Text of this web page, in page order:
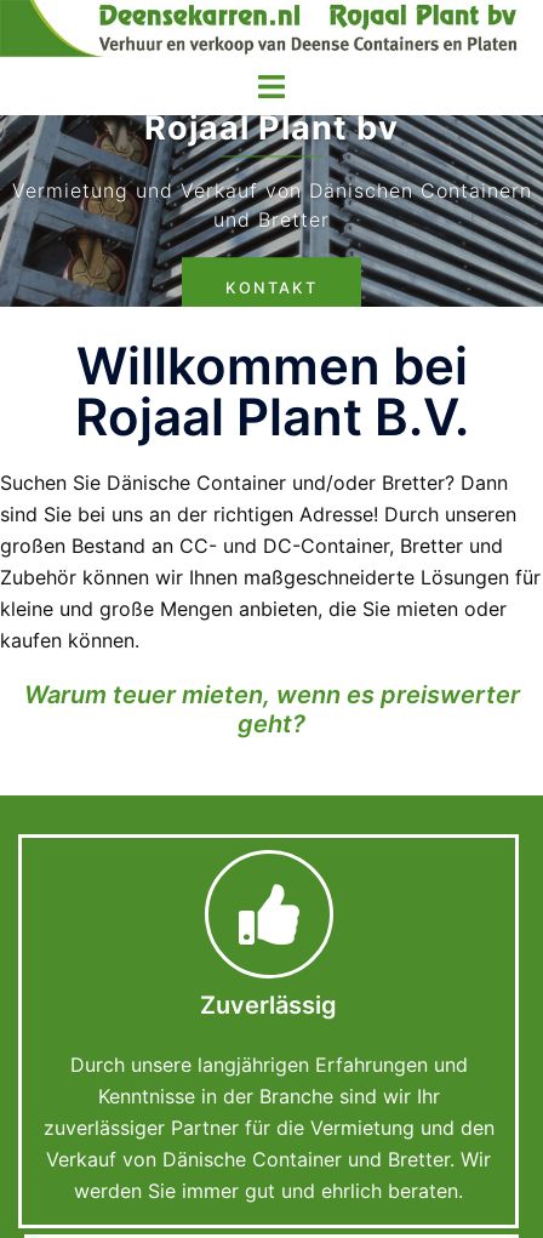
Rojaal Plant bv
Vermietung und Verkauf von Dänischen Containern
und Bretter
KONTAKT
Willkommen bei
Rojaal Plant B.V.
Suchen Sie Dänische Container und/oder Bretter? Dann
sind Sie bei uns an der richtigen Adresse! Durch unseren
großen Bestand an CC- und DC-Container, Bretter und
Zubehör können wir Ihnen maßgeschneiderte Lösungen für
kleine und große Mengen anbieten, die Sie mieten oder
kaufen können.
Warum teuer mieten, wenn es preiswerter
geht?
Zuverlässig
Durch unsere langjährigen Erfahrungen und
Kenntnisse in der Branche sind wir Ihr
zuverlässiger Partner für die Vermietung und den
Verkauf von Dänische Container und Bretter. Wir
werden Sie immer gut und ehrlich beraten.